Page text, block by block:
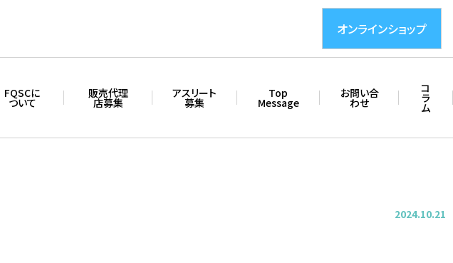
オンラインショップ
FQSCに
ついて
販売代理
店募集
アスリート
募集
Top
Message
お問い合
わせ
コ
ラ
ム
2024.10.21